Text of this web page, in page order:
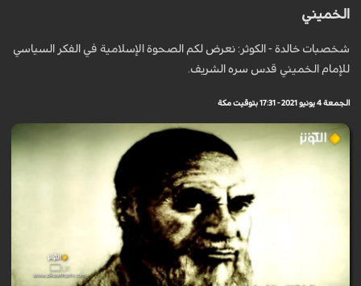
الخميني
شخصبات خالدة - الكوثر: نعرض لكم الصحوة الإسلامية في الفكر السياسي
للإمام الخميني قدس سره الشريف.
الجمعة 4 يونيو 2021 - 17:31 بتوقيت مكة